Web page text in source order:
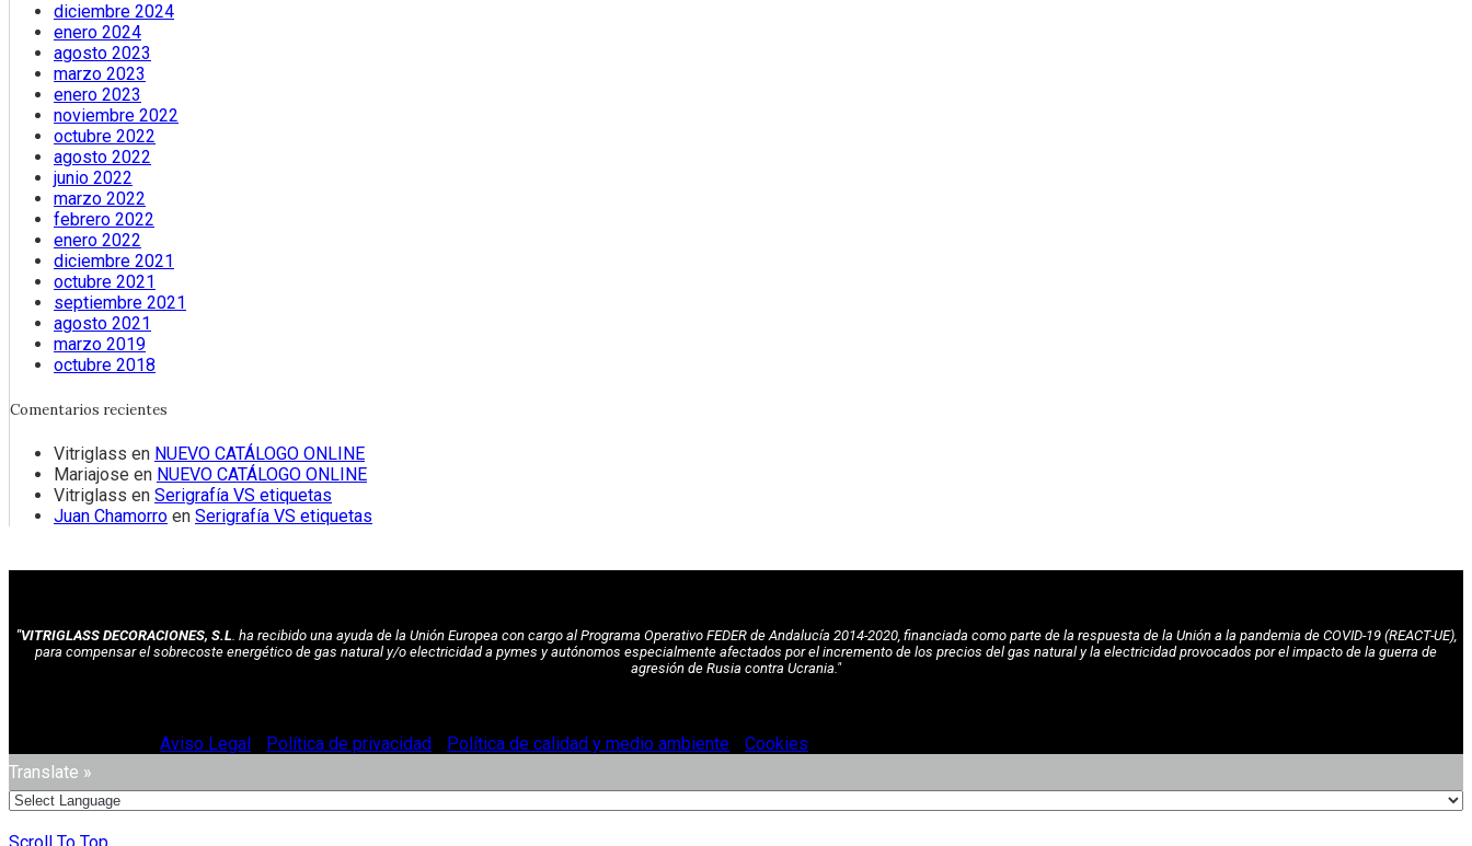
diciembre 2024
enero 2024
agosto 2023
marzo 2023
enero 2023
noviembre 2022
octubre 2022
agosto 2022
junio 2022
marzo 2022
febrero 2022
enero 2022
diciembre 2021
octubre 2021
septiembre 2021
agosto 2021
marzo 2019
octubre 2018
Comentarios recientes
Vitriglass en NUEVO CATÁLOGO ONLINE
Mariajose en NUEVO CATÁLOGO ONLINE
Vitriglass en Serigrafía VS etiquetas
Juan Chamorro en Serigrafía VS etiquetas
"VITRIGLASS DECORACIONES, S.L . ha recibido una ayuda de la Unión Europea con cargo al Programa Operativo FEDER de Andalucía 2014-2020, financiada como parte de la respuesta de la Unión a la pandemia de COVID-19 (REACT-UE),
para compensar el sobrecoste energético de gas natural y/o electricidad a pymes y autónomos especialmente afectados por el incremento de los precios del gas natural y la electricidad provocados por el impacto de la guerra de
agresión de Rusia contra Ucrania."
Aviso Legal Política de privacidad Política de calidad y medio ambiente Cookies
Translate »